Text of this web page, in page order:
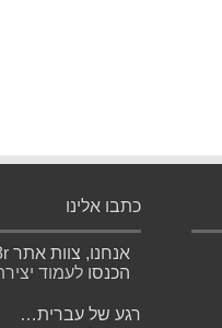
כתבו אלינו
הכנסולעמוד
רגע של עברית…